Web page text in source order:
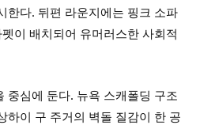
한다. 뒤편 라운지에는 핑크 소파
이 배치되어 유머러스한 사회적
중심에 둔다. 뉴욕 스캐폴딩 구조
하이 구 주거의 벽돌 질감이 한 공